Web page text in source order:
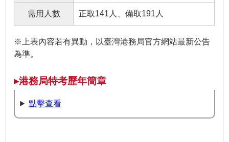
需用人數 正取141人、備取191人
※上表內容若有異動，以臺灣港務局官方網站最新公告
為準。
▸港務局特考歷年簡章
點擊查看